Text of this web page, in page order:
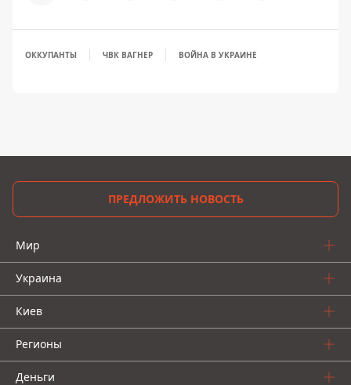
ОККУПАНТЫ ЧВК ВАГНЕР ВОЙНА В УКРАИНЕ
ПРЕДЛОЖИТЬ НОВОСТЬ
Мир
Украина
Киев
Регионы
Деньги